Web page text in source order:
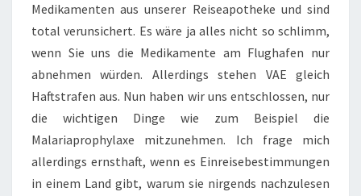
Medikamenten aus unserer Reiseapotheke und sind
total verunsichert. Es wäre ja alles nicht so schlimm,
wenn Sie uns die Medikamente am Flughafen nur
abnehmen würden. Allerdings stehen VAE gleich
Haftstrafen aus. Nun haben wir uns entschlossen, nur
die wichtigen Dinge wie zum Beispiel die
Malariaprophylaxe mitzunehmen. Ich frage mich
allerdings ernsthaft, wenn es Einreisebestimmungen
in einem Land gibt, warum sie nirgends nachzulesen